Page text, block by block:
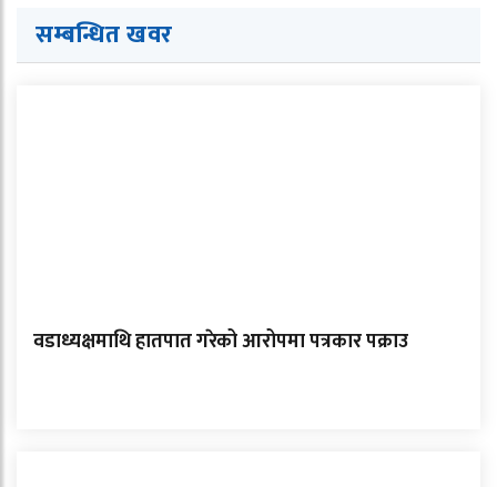
सम्बन्धित खवर
वडाध्यक्षमाथि हातपात गरेको आरोपमा पत्रकार पक्राउ